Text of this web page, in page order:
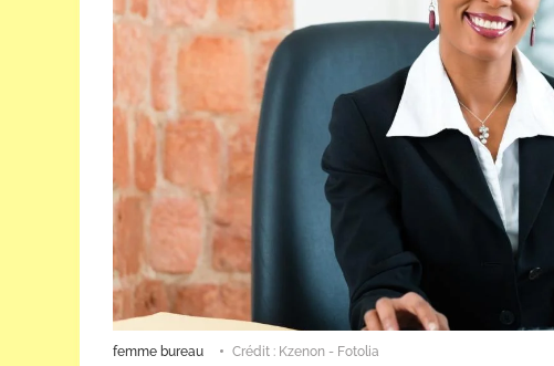
femme bureau Crédit : Kzenon - Fotolia